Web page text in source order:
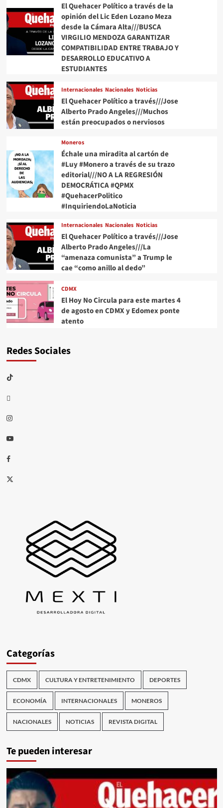
El Quehacer Político a través de la
opinión del Lic Eden Lozano Meza
desde la Cámara Alta///BUSCA
VIRGILIO MENDOZA GARANTIZAR
COMPATIBILIDAD ENTRE TRABAJO Y
DESARROLLO EDUCATIVO A
ESTUDIANTES
Internacionales Nacionales Noticias
El Quehacer Político a través///Jose
Alberto Prado Angeles///Muchos
están preocupados o nerviosos
Moneros
Échale una miradita al cartón de
#Luy #Monero a través de su trazo
editorial///NO A LA REGRESIÓN
DEMOCRÁTICA #QPMX
#QuehacerPolitico
#InquiriendoLaNoticia
Internacionales Nacionales Noticias
El Quehacer Político a través///Jose
Alberto Prado Angeles///La
“amenaza comunista” a Trump le
cae “como anillo al dedo”
CDMX
El Hoy No Circula para este martes 4
de agosto en CDMX y Edomex ponte
atento
Redes Sociales
TikTok
threads
Instagram
Youtube
Facebook
X
Categorías
CDMX CULTURA Y ENTRETENIMIENTO DEPORTES
ECONOMÍA INTERNACIONALES MONEROS
NACIONALES NOTICIAS REVISTA DIGITAL
Te pueden interesar